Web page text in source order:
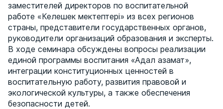
заместителей директоров по воспитательной
работе «Келешек мектептері» из всех регионов
страны, представители государственных органов,
руководители организаций образования и эксперты.
В ходе семинара обсуждены вопросы реализации
единой программы воспитания «Адал азамат»,
интеграции конституционных ценностей в
воспитательную работу, развития правовой и
экологической культуры, а также обеспечения
безопасности детей.